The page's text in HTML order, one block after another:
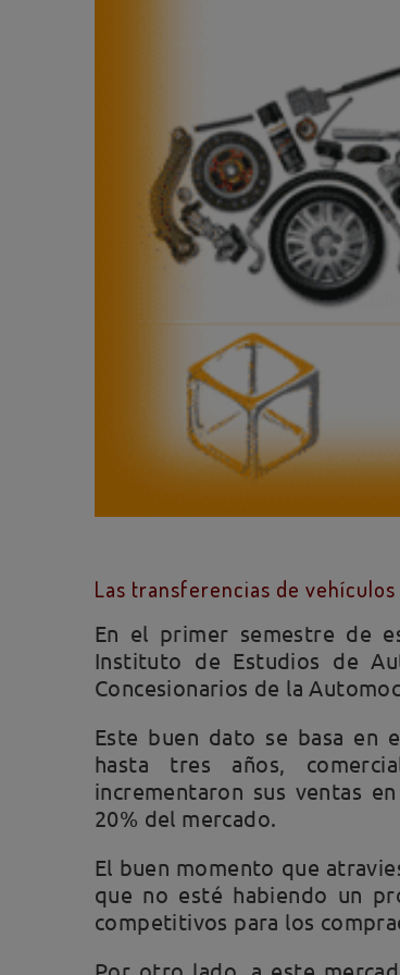
Las transferencias de
En el primer semestre de
Instituto de Estudios de
Concesionarios de la
Este buen dato se basa en
hasta tres años,
incrementaron sus ventas
20% del mercado.
El buen momento que
que no esté habiendo un
competitivos para los